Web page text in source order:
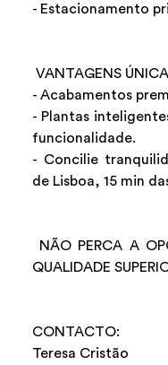
- Estacionamento
VANTAGENS
- Acabamentos
- Plantas
funcionalidade.
- Concilie
de Lisboa, 15 min
NÃO PERCA A
QUALIDADE
CONTACTO:
Teresa Cristão